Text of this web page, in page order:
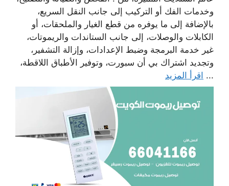
وخدمات الفك أو التركيب إلى جانب النقل السريع،
بالإضافة إلى ما يوفره من قطع الغيار والملحقات، أو
الكابلات والوصلات، إلى جانب الستاندات والريموتات،
غير خدمة البرمجة وضبط الإعدادات، وإزالة التشفير،
وتجديد اشتراك بي أن سبورت، وتوفير الأطباق اللاقطة،
... اقرأ المزيد